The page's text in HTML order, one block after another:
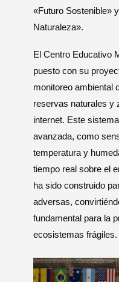
«Futuro Sostenible»
Naturaleza».
El Centro Educativo
puesto con su
monitoreo ambiental
reservas naturales y
internet. Este
avanzada, como
temperatura y
tiempo real sobre el
ha sido construido
adversas,
fundamental para la
ecosistemas frágiles.